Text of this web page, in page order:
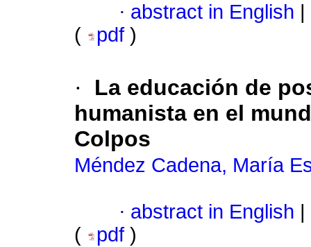
· abstract in English
(
pdf )
·
La educación de
humanista en el
Colpos
Méndez Cadena, María
· abstract in English
(
pdf )